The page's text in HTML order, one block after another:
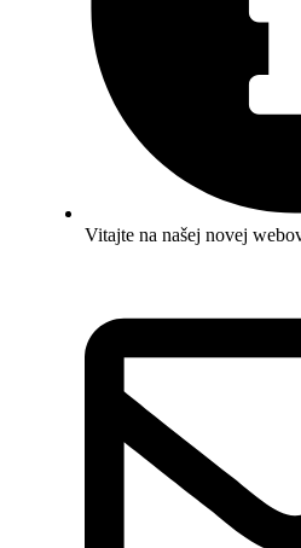
Vitajte na našej novej